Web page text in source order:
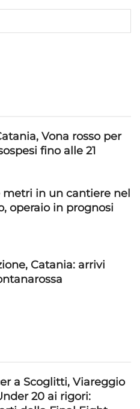
Vona rosso per
fino alle 21
metri in un cantiere nel
operaio in prognosi
Catania: arrivi
a Scoglitti, Viareggio
20 ai rigori: